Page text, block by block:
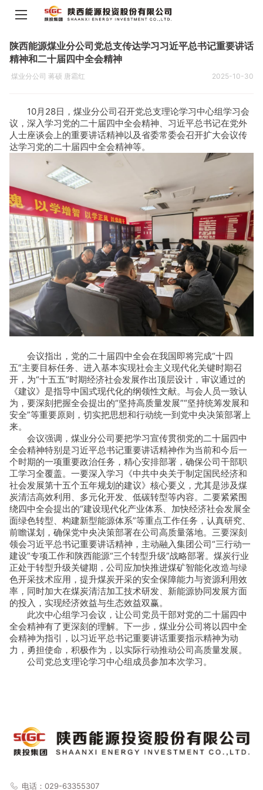
陕西能源煤业分公司党总支传达学习习近平总书记重要讲话
精神和二十届四中全会精神
煤业分公司 蒋硕 唐霜红 2025-10-30
10月28日，煤业分公司召开党总支理论学习中心组学习会
议，深入学习党的二十届四中全会精神、习近平总书记在党外
人士座谈会上的重要讲话精神以及省委常委会召开扩大会议传
达学习党的二十届四中全会精神等。
会议指出，党的二十届四中全会在我国即将完成“十四
五”主要目标任务、进入基本实现社会主义现代化关键时期召
开，为“十五五”时期经济社会发展作出顶层设计，审议通过的
《建议》是指导中国式现代化的纲领性文献。与会人员一致认
为，要深刻把握全会提出的“坚持高质量发展”“坚持统筹发展和
安全”等重要原则，切实把思想和行动统一到党中央决策部署上
来。
会议强调，煤业分公司要把学习宣传贯彻党的二十届四中
全会精神特别是习近平总书记重要讲话精神作为当前和今后一
个时期的一项重要政治任务，精心安排部署，确保公司干部职
工学习全覆盖。一要深入学习《中共中央关于制定国民经济和
社会发展第十五个五年规划的建议》核心要义，尤其是涉及煤
炭清洁高效利用、多元化开发、低碳转型等内容。二要紧紧围
绕四中全会提出的“建设现代化产业体系、加快经济社会发展全
面绿色转型、构建新型能源体系”等重点工作任务，认真研究、
前瞻谋划，确保党中央决策部署在公司高质量落地。三要深刻
领会习近平总书记重要讲话精神，主动融入集团公司“三行动一
建设”专项工作和陕西能源“三个转型升级”战略部署。煤炭行业
正处于转型升级关键期，公司应加快推进煤矿智能化改造与绿
色开采技术应用，提升煤炭开采的安全保障能力与资源利用效
率，同时加大在煤炭清洁加工技术研发、新能源协同发展方面
的投入，实现经济效益与生态效益双赢。
此次中心组学习会议，让公司党员干部对党的二十届四中
全会精神有了更深刻的理解。下一步，煤业分公司将以四中全
会精神为指引，以习近平总书记重要讲话重要指示精神为动
力，勇担使命，积极作为，以实际行动推动公司高质量发展。
公司党总支理论学习中心组成员参加本次学习。
电话：029-63355307